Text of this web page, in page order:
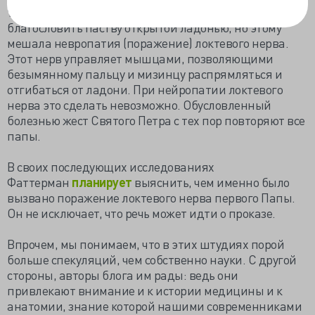
том, что первый Папа, наоборот, пытался
благословить паству открытой ладонью, но этому
мешала невропатия (поражение) локтевого нерва.
Этот нерв управляет мышцами, позволяющими
безымянному пальцу и мизинцу распрямляться и
отгибаться от ладони. При нейропатии локтевого
нерва это сделать невозможно. Обусловленный
болезнью жест Святого Петра с тех пор повторяют все
папы.
В своих последующих исследованиях
Фаттерман планирует выяснить, чем именно было
вызвано поражение локтевого нерва первого Папы.
Он не исключает, что речь может идти о проказе.
Впрочем, мы понимаем, что в этих штудиях порой
больше спекуляций, чем собственно науки. С другой
стороны, авторы блога им рады: ведь они
привлекают внимание и к истории медицины и к
анатомии, знание которой нашими современниками